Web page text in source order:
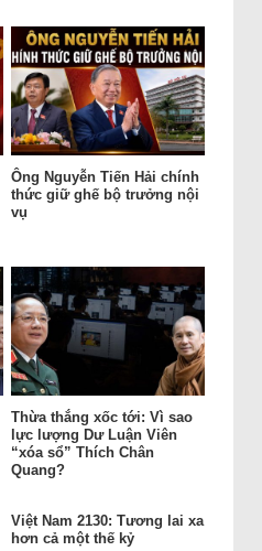
Ông Nguyễn Tiến Hải chính
thức giữ ghế bộ trưởng nội
vụ
Thừa thắng xốc tới: Vì sao
lực lượng Dư Luận Viên
“xóa sổ” Thích Chân
Quang?
Việt Nam 2130: Tương lai xa
hơn cả một thế kỷ